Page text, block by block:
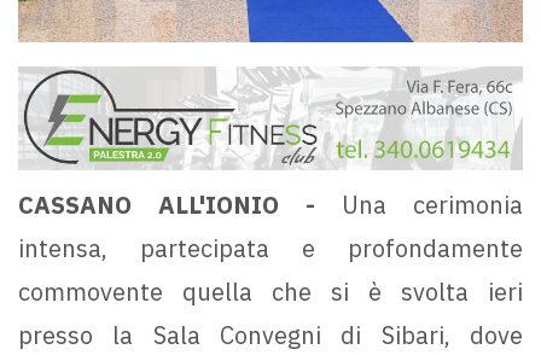
CASSANO ALL'IONIO - Una cerimonia
intensa, partecipata e profondamente
commovente quella che si è svolta ieri
presso la Sala Convegni di Sibari, dove